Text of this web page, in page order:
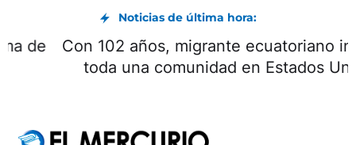
Noticias de última hora:
Encuentro con Milei concluyó con la firma de
seis acuerdos